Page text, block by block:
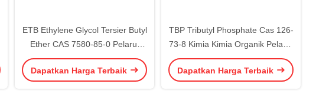
ETB Ethylene Glycol Tersier Butyl
Ether CAS 7580-85-0 Pelarut
Kimia Organik
Dapatkan Harga Terbaik
TBP Tributyl Phosphate Cas 126-
73-8 Kimia Kimia Organik Pelarut
Defoamer
Dapatkan Harga Terbaik